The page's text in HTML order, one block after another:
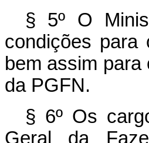
§ 5º O
condições para
bem assim
da PGFN.
§ 6º Os
Geral da